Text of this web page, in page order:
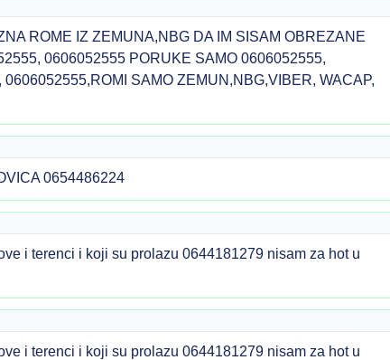
ROME IZ ZEMUNA,NBG DA IM SISAM OBREZANE
0606052555 PORUKE SAMO 0606052555,
SAMO ZEMUN,NBG,VIBER, WACAP,
0654486224
i terenci i koji su prolazu 0644181279 nisam za hot u
i terenci i koji su prolazu 0644181279 nisam za hot u